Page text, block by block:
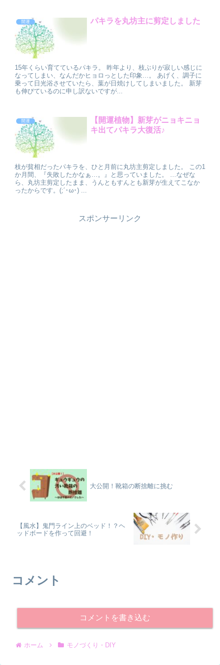
開運 パキラを丸坊主に剪定しました
15年くらい育てているパキラ。 昨年より、枝ぶりが寂しい感じに
なってしまい、なんだかヒョロっとした印象…。 あげく、調子に
乗って日光浴させていたら、葉が日焼けしてしまいました。 新芽
も伸びているのに申し訳ないですが...
開運
【開運植物】新芽がニョキニョ
キ出てパキラ大復活♪
枝が貧相だったパキラを、ひと月前に丸坊主剪定しました。 この1
か月間、『失敗したかなぁ…。』と思っていました。 …なぜな
ら、丸坊主剪定したまま、うんともすんとも新芽が生えてこなか
ったからです。(;´･ω･) ...
スポンサーリンク
大公開！靴箱の断捨離に挑む
【風水】鬼門ライン上のベッド！？ヘ
ッドボードを作って回避！
コメント
コメントを書き込む
ホーム モノづくり・DIY